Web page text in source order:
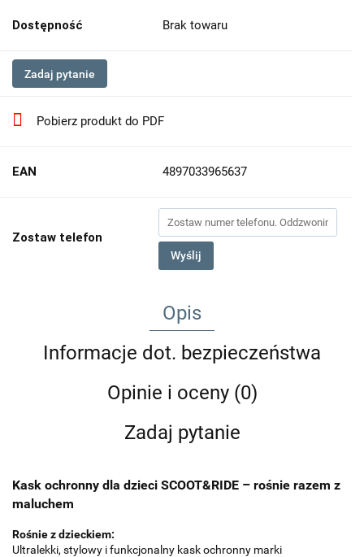
Dostępność Brak towaru
Zadaj pytanie
Pobierz produkt do PDF
EAN 4897033965637
Zostaw telefon
Wyślij
Opis
Informacje dot. bezpieczeństwa
Opinie i oceny (0)
Zadaj pytanie
Kask ochronny dla dzieci SCOOT&RIDE – rośnie razem z
maluchem
Rośnie z dzieckiem:
Ultralekki, stylowy i funkcjonalny kask ochronny marki